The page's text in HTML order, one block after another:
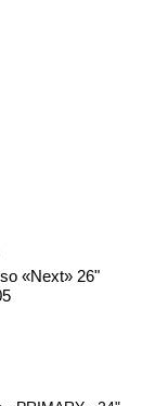
«Next» 26"